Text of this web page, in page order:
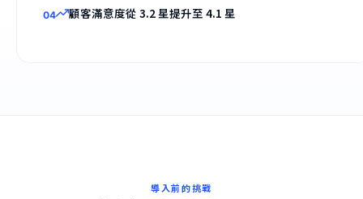
04 顧客滿意度從 3.2 星提升至 4.1 星
導入前的挑戰